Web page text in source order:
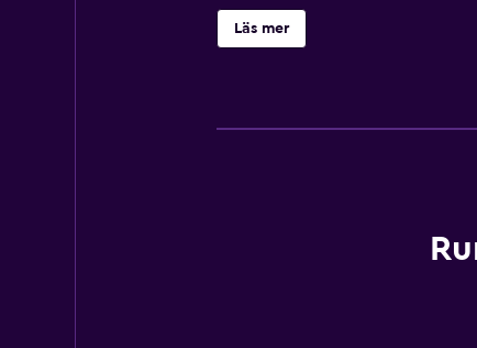
TV. Bendigo Homestead Motor
Cathedral. Den vänliga
Läs mer